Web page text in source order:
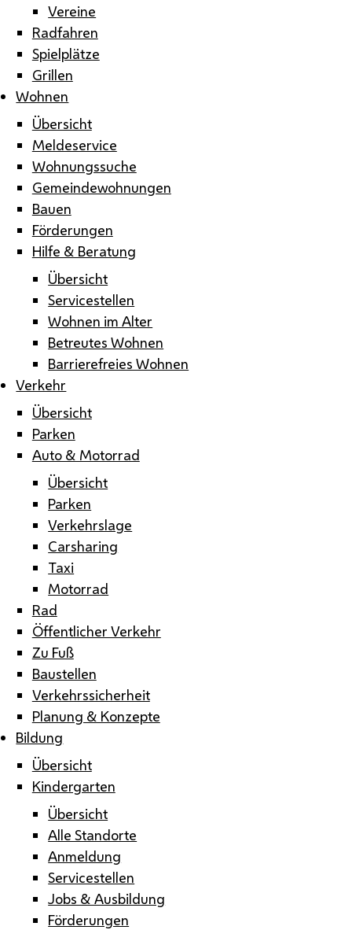
Vereine
Radfahren
Spielplätze
Grillen
Wohnen
Übersicht
Meldeservice
Wohnungssuche
Gemeindewohnungen
Bauen
Förderungen
Hilfe & Beratung
Übersicht
Servicestellen
Wohnen im Alter
Betreutes Wohnen
Barrierefreies Wohnen
Verkehr
Übersicht
Parken
Auto & Motorrad
Übersicht
Parken
Verkehrslage
Carsharing
Taxi
Motorrad
Rad
Öffentlicher Verkehr
Zu Fuß
Baustellen
Verkehrssicherheit
Planung & Konzepte
Bildung
Übersicht
Kindergarten
Übersicht
Alle Standorte
Anmeldung
Servicestellen
Jobs & Ausbildung
Förderungen